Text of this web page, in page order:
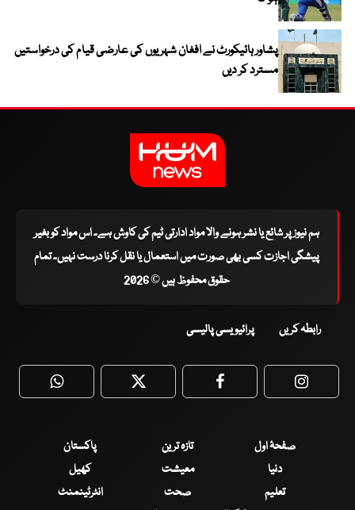
پشاور ہائیکورٹ نے افغان شہریوں کی عارضی قیام کی درخواستیں
مسترد کر دیں
ہم نیوز پر شائع یا نشر ہونے والا مواد ادارتی ٹیم کی کاوش ہے۔ اس مواد کو بغیر
پیشگی اجازت کسی بھی صورت میں استعمال یا نقل کرنا درست نہیں۔ تمام
حقوق محفوظ ہیں © 2026
رابطہ کریں پرائیویسی پالیسی
WhatsApp Twitter Facebook
صفحۂ اول تازہ ترین
پاکستان
دنیا
معیشت
کھیل
تعلیم
صحت
انٹرٹینمنٹ